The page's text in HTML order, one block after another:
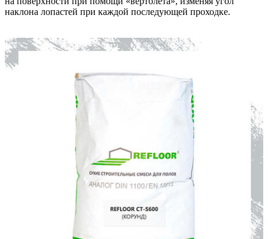
наклона лопастей при каждой последующей проходке.